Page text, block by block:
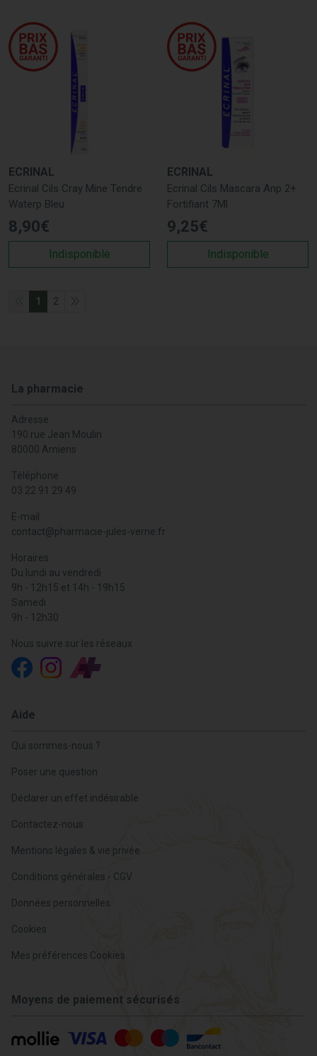
ECRINAL
Ecrinal Cils Cray Mine Tendre
Waterp Bleu
8,90€
Indisponible
ECRINAL
Ecrinal Cils Mascara Anp 2+
Fortifiant 7Ml
9,25€
Indisponible
1 2
La pharmacie
Adresse
190 rue Jean Moulin
80000 Amiens
Téléphone
03 22 91 29 49
E-mail
contact@pharmacie-jules-verne.fr
Horaires
Du lundi au vendredi
9h - 12h15 et 14h - 19h15
Samedi
9h - 12h30
Nous suivre sur les réseaux
Aide
Qui sommes-nous ?
Poser une question
Déclarer un effet indésirable
Contactez-nous
Mentions légales & vie privée
Conditions générales - CGV
Données personnelles
Cookies
Mes préférences Cookies
Moyens de paiement sécurisés